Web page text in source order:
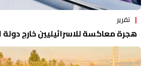
تقرير
هجرة معاكسة للاسرائيليين خارج دولة